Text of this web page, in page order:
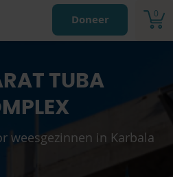
0
Doneer
TUBA
weesgezinnen in Karbala